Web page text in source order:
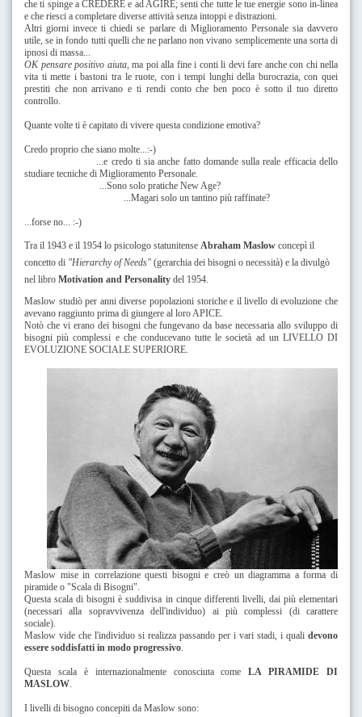
che ti spinge a CREDERE e ad AGIRE; senti che tutte le tue energie sono in-linea
e che riesci a completare diverse attività senza intoppi e distrazioni.
Altri giorni invece ti chiedi se parlare di Miglioramento Personale sia davvero
utile, se in fondo tutti quelli che ne parlano non vivano semplicemente una sorta di
ipnosi di massa...
OK pensare positivo aiuta, ma poi alla fine i conti li devi fare anche con chi nella
vita ti mette i bastoni tra le ruote, con i tempi lunghi della burocrazia, con quei
prestiti che non arrivano e ti rendi conto che ben poco è sotto il tuo diretto
controllo.
Quante volte ti è capitato di vivere questa condizione emotiva?
Credo proprio che siano molte...:-)
...e credo ti sia anche fatto domande sulla reale efficacia dello
studiare tecniche di Miglioramento Personale.
...Sono solo pratiche New Age?
...Magari solo un tantino più raffinate?
...forse no... :-)
Tra il 1943 e il 1954 lo psicologo statunitense Abraham Maslow concepì il
concetto di "Hierarchy of Needs" (gerarchia dei bisogni o necessità) e la divulgò
nel libro Motivation and Personality del 1954.
Maslow studiò per anni diverse popolazioni storiche e il livello di evoluzione che
avevano raggiunto prima di giungere al loro APICE.
Notò che vi erano dei bisogni che fungevano da base necessaria allo sviluppo di
bisogni più complessi e che conducevano tutte le società ad un LIVELLO DI
EVOLUZIONE SOCIALE SUPERIORE.
Maslow mise in correlazione questi bisogni e creò un diagramma a forma di
piramide o "Scala di Bisogni".
Questa scala di bisogni è suddivisa in cinque differenti livelli, dai più elementari
(necessari alla sopravvivenza dell'individuo) ai più complessi (di carattere
sociale).
Maslow vide che l'individuo si realizza passando per i vari stadi, i quali devono
essere soddisfatti in modo progressivo.
Questa scala è internazionalmente conosciuta comeLA PIRAMIDE DI
MASLOW.
I livelli di bisogno concepiti da Maslow sono: